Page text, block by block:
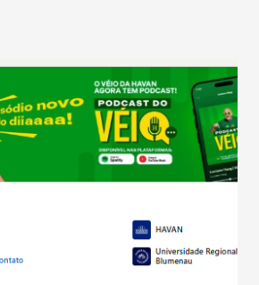
fim de ano e pelo pagamento do 13º
maior de trabalhadores, já que o
de desemprego dos anos recentes.
em novembro de 2025, 40% dos
operaram com lucro e outros 40%
financeiro. Já o percentual de
ficou em 19%, pouco abaixo
anterior. Outros 1% não existiam em
a outubro, o faturamento também